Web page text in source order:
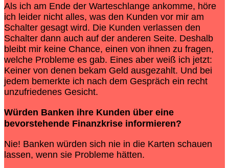
Als ich am Ende der Warteschlange ankomme, höre
ich leider nicht alles, was den Kunden vor mir am
Schalter gesagt wird. Die Kunden verlassen den
Schalter dann auch auf der anderen Seite. Deshalb
bleibt mir keine Chance, einen von ihnen zu fragen,
welche Probleme es gab. Eines aber weiß ich jetzt:
Keiner von denen bekam Geld ausgezahlt. Und bei
jedem bemerkte ich nach dem Gespräch ein recht
unzufriedenes Gesicht.
Würden Banken ihre Kunden über eine
bevorstehende Finanzkrise informieren?
Nie! Banken würden sich nie in die Karten schauen
lassen, wenn sie Probleme hätten.